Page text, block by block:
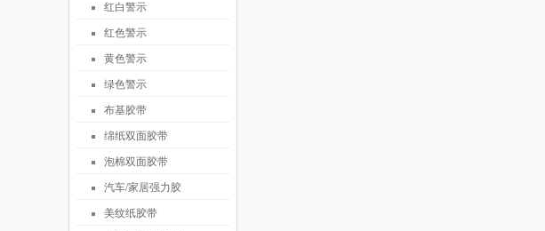
红白警示
红色警示
黄色警示
绿色警示
布基胶带
绵纸双面胶带
泡棉双面胶带
汽车/家居强力胶
美纹纸胶带